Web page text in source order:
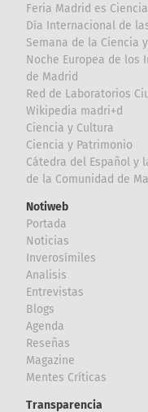
Feria Madrid es Ciencia
Día Internacional de
Semana de la Ciencia
Noche Europea de los
de Madrid
Red de Laboratorios
Wikipedia madri+d
Ciencia y Cultura
Ciencia y Patrimonio
Cátedra del Español y
de la Comunidad de
Notiweb
Portada
Noticias
Inverosímiles
Analisis
Entrevistas
Blogs
Agenda
Reseñas
Magazine
Mentes Críticas
Transparencia